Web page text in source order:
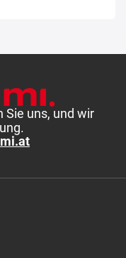
Sie uns, und wir